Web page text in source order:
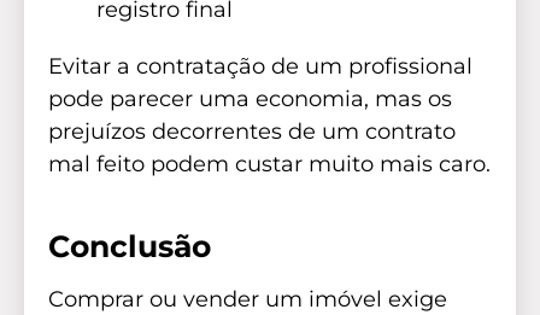
registro final
Evitar a contratação de um profissional
pode parecer uma economia, mas os
prejuízos decorrentes de um contrato
mal feito podem custar muito mais caro.
Conclusão
Comprar ou vender um imóvel exige